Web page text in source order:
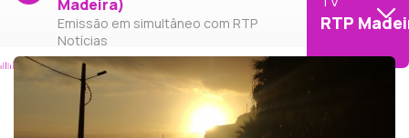
Madeira)
Emissão em simultâneo com RTP
Notícias
RTP